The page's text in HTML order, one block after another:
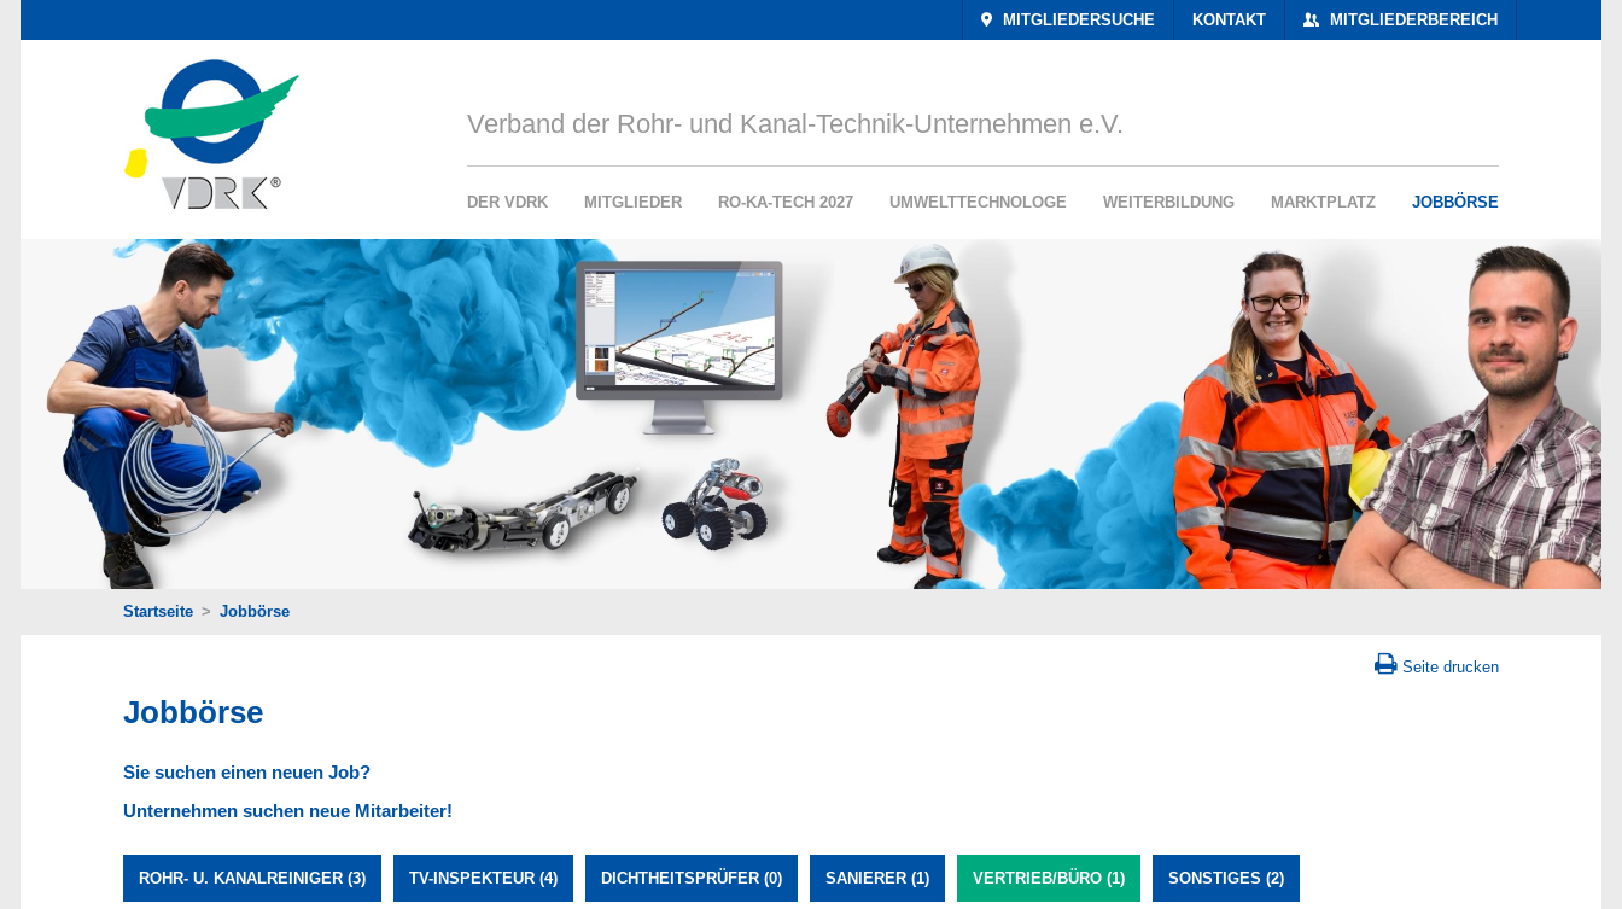
Verband der Rohr- und Kanal-Technik-Unternehmen e.V.
DER VDRK MITGLIEDER RO-KA-TECH 2027 UMWELTTECHNOLOGE WEITERBILDUNG MARKTPLATZ JOBBÖRSE
MITGLIEDERSUCHE KONTAKT MITGLIEDERBEREICH
Startseite > Jobbörse
Seite drucken
Jobbörse
Sie suchen einen neuen Job?
Unternehmen suchen neue Mitarbeiter!
ROHR- U. KANALREINIGER (3) TV-INSPEKTEUR (4) DICHTHEITSPRÜFER (0) SANIERER (1) VERTRIEB/BÜRO (1) SONSTIGES (2)